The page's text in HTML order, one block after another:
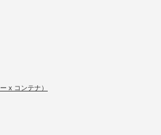
x コンテナ）